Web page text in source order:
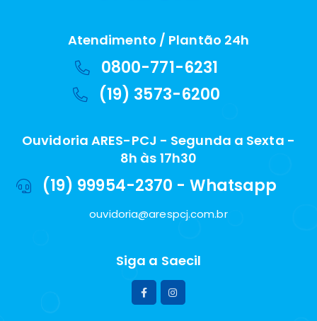
Atendimento / Plantão 24h
0800-771-6231
(19) 3573-6200
Ouvidoria ARES-PCJ - Segunda a Sexta -
8h às 17h30
(19) 99954-2370 - Whatsapp
ouvidoria@arespcj.com.br
Siga a Saecil